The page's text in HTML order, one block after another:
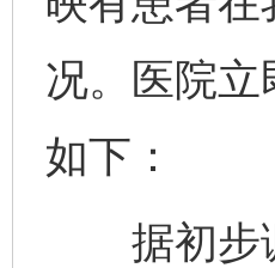
况。医院
如下：
据初步调